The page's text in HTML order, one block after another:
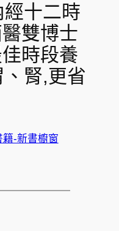
十二時
雙博士
時段養
腎,更省
籍-新書櫥窗